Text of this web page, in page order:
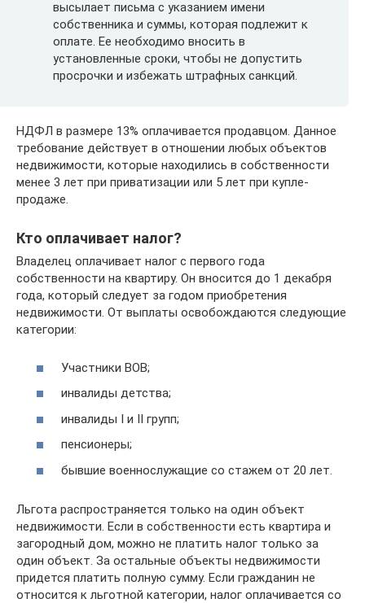
высылает письма с указанием имени
собственника и суммы, которая подлежит к
оплате. Ее необходимо вносить в
установленные сроки, чтобы не допустить
просрочки и избежать штрафных санкций.
НДФЛ в размере 13% оплачивается продавцом. Данное
требование действует в отношении любых объектов
недвижимости, которые находились в собственности
менее 3 лет при приватизации или 5 лет при купле-
продаже.
Кто оплачивает налог?
Владелец оплачивает налог с первого года
собственности на квартиру. Он вносится до 1 декабря
года, который следует за годом приобретения
недвижимости. От выплаты освобождаются следующие
категории:
Участники ВОВ;
инвалиды детства;
инвалиды I и II групп;
пенсионеры;
бывшие военнослужащие со стажем от 20 лет.
Льгота распространяется только на один объект
недвижимости. Если в собственности есть квартира и
загородный дом, можно не платить налог только за
один объект. За остальные объекты недвижимости
придется платить полную сумму. Если гражданин не
относится к льготной категории, налог оплачивается со